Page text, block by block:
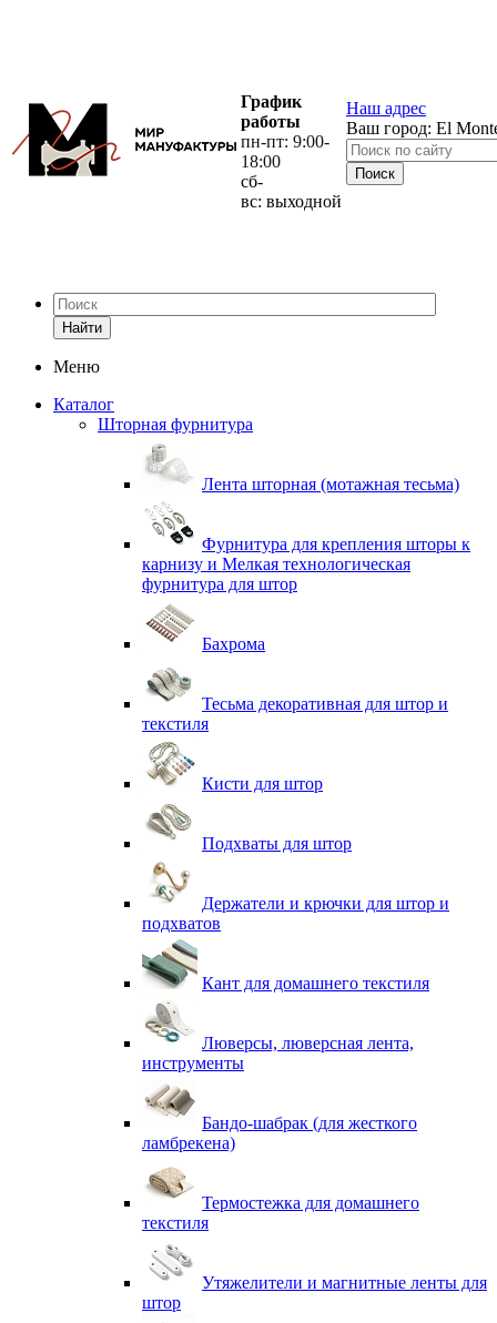
График
работы
пн-пт: 9:00-
18:00
сб-
вс: выходной
Наш адрес
Ваш город: El
Найти
Меню
Каталог
Шторная фурнитура
Лента шторная (мотажная тесьма)
Фурнитура для крепления шторы к
карнизу и Мелкая технологическая
фурнитура для штор
Бахрома
Тесьма декоративная для штор и
текстиля
Кисти для штор
Подхваты для штор
Держатели и крючки для штор и
подхватов
Кант для домашнего текстиля
Люверсы, люверсная лента,
инструменты
Бандо-шабрак (для жесткого
ламбрекена)
Термостежка для домашнего
текстиля
Утяжелители и магнитные ленты для
штор